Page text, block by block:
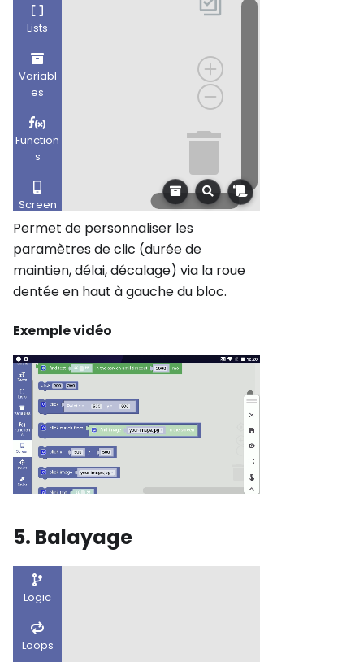
Permet de personnaliser les
paramètres de clic (durée de
maintien, délai, décalage) via la roue
dentée en haut à gauche du bloc.
Exemple vidéo
5. Balayage